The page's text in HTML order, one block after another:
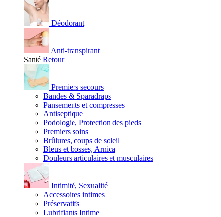
Déodorant
Anti-transpirant
Santé Retour
Premiers secours
Bandes & Sparadraps
Pansements et compresses
Antiseptique
Podologie, Protection des pieds
Premiers soins
Brûlures, coups de soleil
Bleus et bosses, Arnica
Douleurs articulaires et musculaires
Intimité, Sexualité
Accessoires intimes
Préservatifs
Lubrifiants Intime